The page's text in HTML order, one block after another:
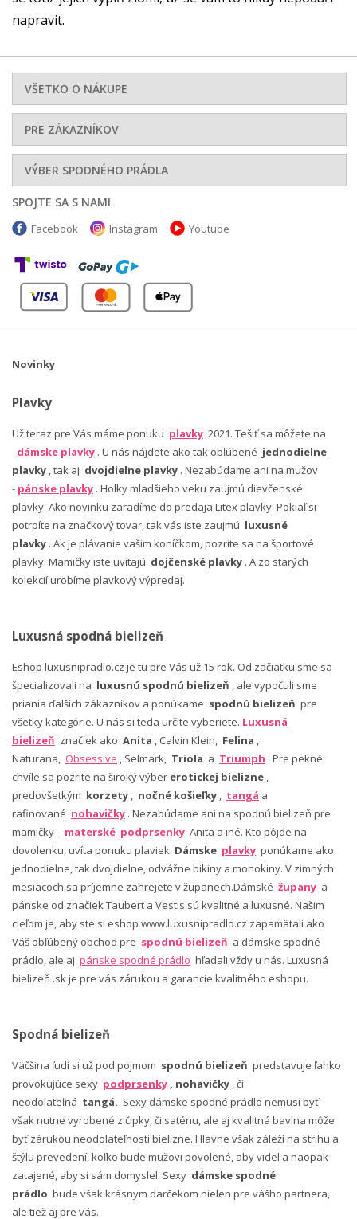
napravit.
VŠETKO O NÁKUPE
PRE ZÁKAZNÍKOV
VÝBER SPODNÉHO PRÁDLA
SPOJTE SA S NAMI
Facebook Instagram Youtube
Novinky
Plavky
Už teraz pre Vás máme ponuku plavky 2021. Tešiť sa môžete na
dámske plavky . U nás nájdete ako tak obľúbené jednodielne
plavky , tak aj dvojdielne plavky . Nezabúdame ani na mužov
- pánske plavky . Holky mladšieho veku zaujmú dievčenské
plavky. Ako novinku zaradíme do predaja Litex plavky. Pokiaľ si
potrpíte na značkový tovar, tak vás iste zaujmú luxusné
plavky . Ak je plávanie vašim koníčkom, pozrite sa na športové
plavky. Mamičky iste uvítajú dojčenské plavky . A zo starých
kolekcií urobíme plavkový výpredaj.
Luxusná spodná bielizeň
Eshop luxusnipradlo.cz je tu pre Vás už 15 rok. Od začiatku sme sa
špecializovali na luxusnú spodnú bielizeň , ale vypočuli sme
priania ďalších zákazníkov a ponúkame spodnú bielizeň pre
všetky kategórie. U nás si teda určite vyberiete. Luxusná
bielizeň značiek ako Anita , Calvin Klein, Felina ,
Naturana, Obsessive , Selmark, Triola a Triumph . Pre pekné
chvíle sa pozrite na široký výber erotickej bielizne ,
predovšetkým korzety , nočné košieľky , tangá a
rafinované nohavičky . Nezabúdame ani na spodnú bielizeň pre
mamičky - materské podprsenky Anita a iné. Kto pôjde na
dovolenku, uvíta ponuku plaviek. Dámske plavky ponúkame ako
jednodielne, tak dvojdielne, odvážne bikiny a monokiny. V zimných
mesiacoch sa príjemne zahrejete v županech.Dámské župany a
pánske od značiek Taubert a Vestis sú kvalitné a luxusné. Našim
cieľom je, aby ste si eshop www.luxusnipradlo.cz zapamätali ako
Váš obľúbený obchod pre spodnú bielizeň a dámske spodné
prádlo, ale aj pánske spodné prádlo hľadali vždy u nás. Luxusná
bielizeň .sk je pre vás zárukou a garancie kvalitného eshopu.
Spodná bielizeň
Väčšina ľudí si už pod pojmom spodnú bielizeň predstavuje ľahko
provokujúce sexy podprsenky , nohavičky , či
neodolateľná tangá. Sexy dámske spodné prádlo nemusí byť
však nutne vyrobené z čipky, či saténu, ale aj kvalitná bavlna môže
byť zárukou neodolateľnosti bielizne. Hlavne však záleží na strihu a
štýlu prevedení, koľko bude mužovi povolené, aby videl a naopak
zatajené, aby si sám domyslel. Sexy dámske spodné
prádlo bude však krásnym darčekom nielen pre vášho partnera,
ale tiež aj pre vás.